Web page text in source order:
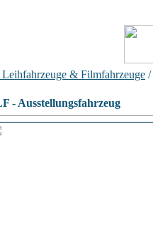
& Filmfahrzeuge /
- Ausstellungsfahrzeug